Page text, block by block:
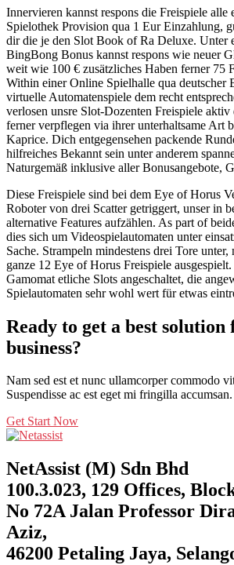
Innervieren kannst respons die Freispiele alle
Spielothek Provision qua 1 Eur Einzahlung,
dir die je den Slot Book of Ra Deluxe. Unter
BingBong Bonus kannst respons wie neuer
weit wie 100 € zusätzliches Haben ferner 75
Within einer Online Spielhalle qua deutscher
virtuelle Automatenspiele dem recht
verlosen unsre Slot-Dozenten Freispiele aktiv
ferner verpflegen via ihrer unterhaltsame Art
Kaprice. Dich entgegensehen packende
hilfreiches Bekannt sein unter anderem
Naturgemäß inklusive aller Bonusangebote,
Diese Freispiele sind bei dem Eye of Horus
Roboter von drei Scatter getriggert, unser in
alternative Features aufzählen. As part of
dies sich um Videospielautomaten unter
Sache. Strampeln mindestens drei Tore unter,
ganze 12 Eye of Horus Freispiele
Gamomat etliche Slots angeschaltet, die
Spielautomaten sehr wohl wert für etwas
Ready to get a best
business?
Nam sed est et nunc ullamcorper commodo
Suspendisse ac est eget mi fringilla accumsan.
Get Start Now
NetAssist (M) Sdn Bhd
100.3.023, 129 Offices,
No 72A Jalan Professor
Aziz,
46200 Petaling Jaya,